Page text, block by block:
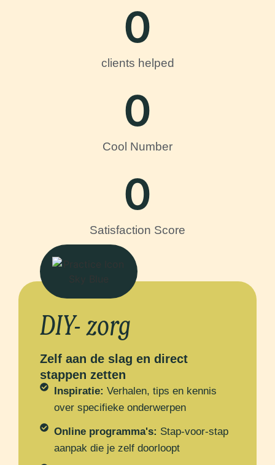
clients helped
0
Cool Number
0
Satisfaction Score
0
DIY- zorg
Zelf aan de slag en direct
stappen zetten
Inspiratie: Verhalen, tips en kennis
over specifieke onderwerpen
Online programma's: Stap-voor-stap
aanpak die je zelf doorloopt